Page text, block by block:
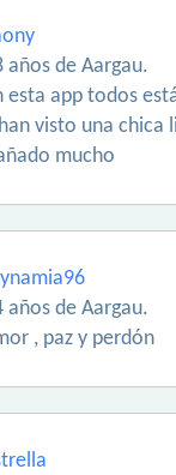
años de Aargau.
esta app todos
visto una chica
mucho
años de Aargau.
, paz y perdón